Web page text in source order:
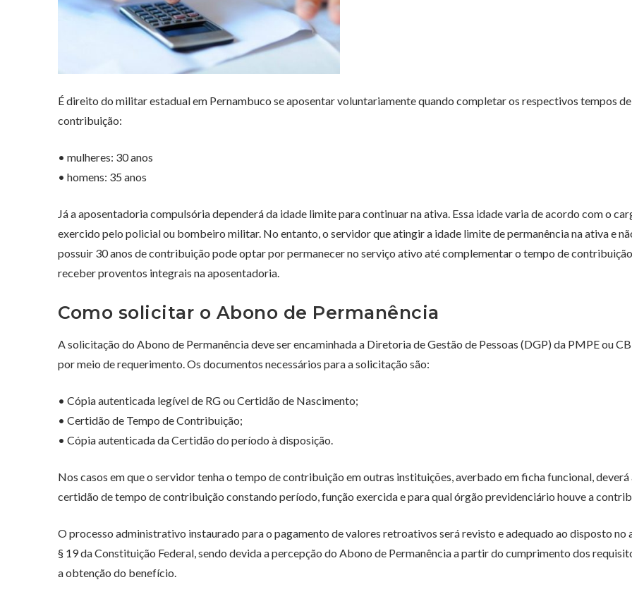
É direito do militar estadual em Pernambuco se aposentar voluntariamente quando completar os respectivos tempos de
contribuição:
• mulheres: 30 anos
• homens: 35 anos
Já a aposentadoria compulsória dependerá da idade limite para continuar na ativa. Essa idade varia de acordo com o
exercido pelo policial ou bombeiro militar. No entanto, o servidor que atingir a idade limite de permanência na ativa e
possuir 30 anos de contribuição pode optar por permanecer no serviço ativo até complementar o tempo de
receber proventos integrais na aposentadoria.
Como solicitar o Abono de Permanência
A solicitação do Abono de Permanência deve ser encaminhada a Diretoria de Gestão de Pessoas (DGP) da PMPE ou
por meio de requerimento. Os documentos necessários para a solicitação são:
• Cópia autenticada legível de RG ou Certidão de Nascimento;
• Certidão de Tempo de Contribuição;
• Cópia autenticada da Certidão do período à disposição.
Nos casos em que o servidor tenha o tempo de contribuição em outras instituições, averbado em ficha funcional, deverá
certidão de tempo de contribuição constando período, função exercida e para qual órgão previdenciário houve a
O processo administrativo instaurado para o pagamento de valores retroativos será revisto e adequado ao disposto no
§ 19 da Constituição Federal, sendo devida a percepção do Abono de Permanência a partir do cumprimento dos
a obtenção do benefício.